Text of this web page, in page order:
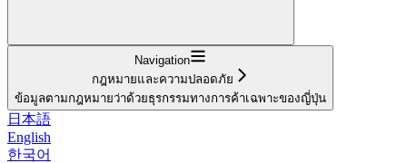
Navigation
กฎหมายและความปลอดภัย
ข้อมูลตามกฎหมายว่าด้วยธุรกรรมทางการค้าเฉพาะของญี่ปุ่น
日本語
English
한국어